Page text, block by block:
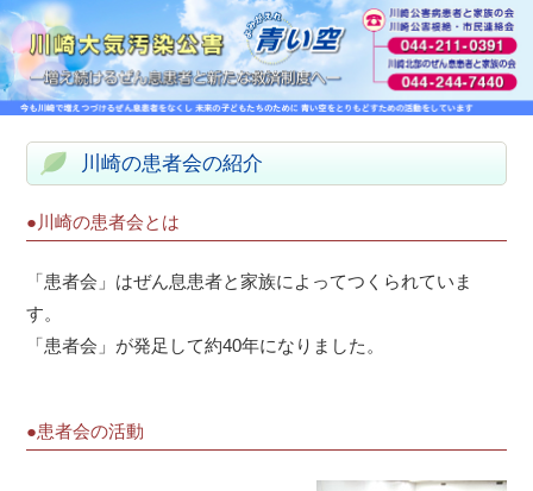
川崎の患者会の紹介
●川崎の患者会とは
「患者会」はぜん息患者と家族によってつくられていま
す。
「患者会」が発足して約40年になりました。
●患者会の活動